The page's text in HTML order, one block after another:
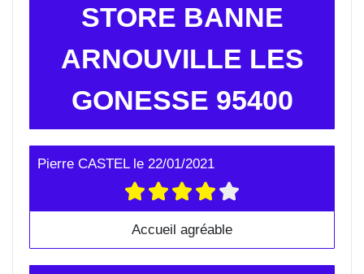
STORE BANNE
ARNOUVILLE LES
GONESSE 95400
Pierre CASTELle 22/01/2021
Accueil agréable